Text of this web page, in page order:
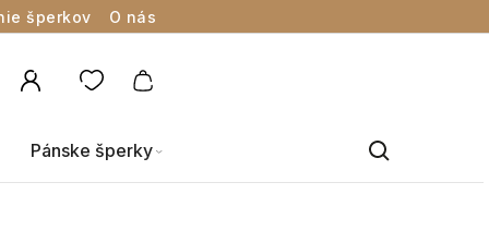
šperkov O nás
Pánske šperky